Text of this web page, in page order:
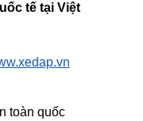
tế tại Việt
toàn quốc